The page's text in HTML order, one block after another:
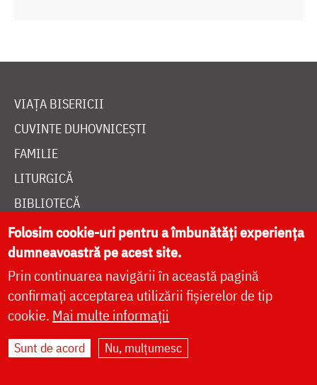
VIAȚA BISERICII
CUVINTE DUHOVNICEȘTI
FAMILIE
LITURGICĂ
BIBLIOTECĂ
ÎNTREABĂ PREOTUL
MEDIA
ȘTIRI
HRAMUL SFINTEI CUVIOASE PARASCHEVA
AUTORI
Folosim cookie-uri pentru a îmbunătăți experiența
dumneavoastră pe acest site.
Prin continuarea navigării în această pagină
confirmați acceptarea utilizării fișierelor de tip
cookie. Mai multe informații
Sunt de acord Nu, mulțumesc